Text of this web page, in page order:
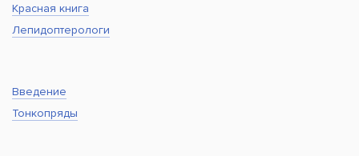
Красная книга
Лепидоптерологи
Введение
Тонкопряды